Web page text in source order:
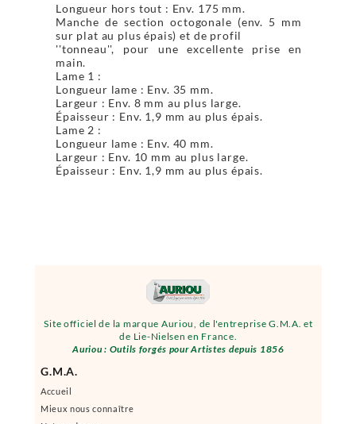
Site officiel de la marque Auriou, de l'entreprise G.M.A. et
de Lie-Nielsen en France.
Auriou : Outils forgés pour Artistes depuis 1856
G.M.A.
Accueil
Mieux nous connaître
Longueur hors tout : Env. 175 mm.
Manche de section octogonale (env. 5 mm
sur plat au plus épais) et de profil
''tonneau'', pour une excellente prise en
main.
Lame 1 :
Longueur lame : Env. 35 mm.
Largeur : Env. 8 mm au plus large.
Épaisseur : Env. 1,9 mm au plus épais.
Lame 2 :
Longueur lame : Env. 40 mm.
Largeur : Env. 10 mm au plus large.
Épaisseur : Env. 1,9 mm au plus épais.